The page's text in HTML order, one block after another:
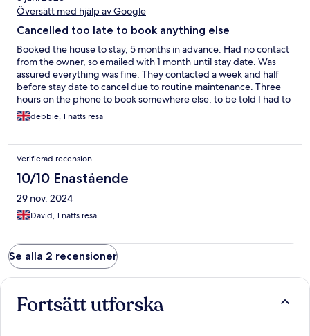
Översätt med hjälp av Google
Cancelled too late to book anything else
Booked the house to stay, 5 months in advance. Had no contact
from the owner, so emailed with 1 month until stay date. Was
assured everything was fine. They contacted a week and half
before stay date to cancel due to routine maintenance. Three
hours on the phone to book somewhere else, to be told I had to
wait 72 hours before we could rebook. Asked to have my money
back and was told 14 days for a refund. Shocking service!
debbie, 1 natts resa
Verifierad recension
10/10 Enastående
29 nov. 2024
David, 1 natts resa
Se alla 2 recensioner
Fortsätt utforska